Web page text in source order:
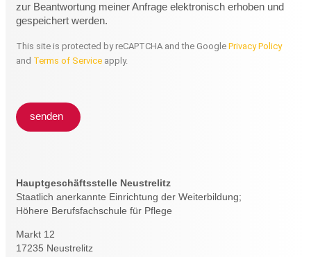
zur Beantwortung meiner Anfrage elektronisch erhoben und
gespeichert werden.
This site is protected by reCAPTCHA and the Google Privacy Policy
and Terms of Service apply.
senden
Hauptgeschäftsstelle Neustrelitz
Staatlich anerkannte Einrichtung der Weiterbildung;
Höhere Berufsfachschule für Pflege
Markt 12
17235 Neustrelitz